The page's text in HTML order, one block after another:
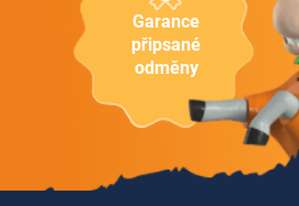
Garance
připsané
odměny